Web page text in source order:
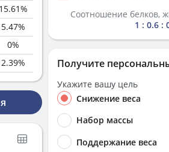
15.61%
5.47%
0%
2.39%
Соотношение белков,
1 : 0.6 :
Получите
Укажите вашу цель
Снижение веса
Набор массы
Поддержание веса